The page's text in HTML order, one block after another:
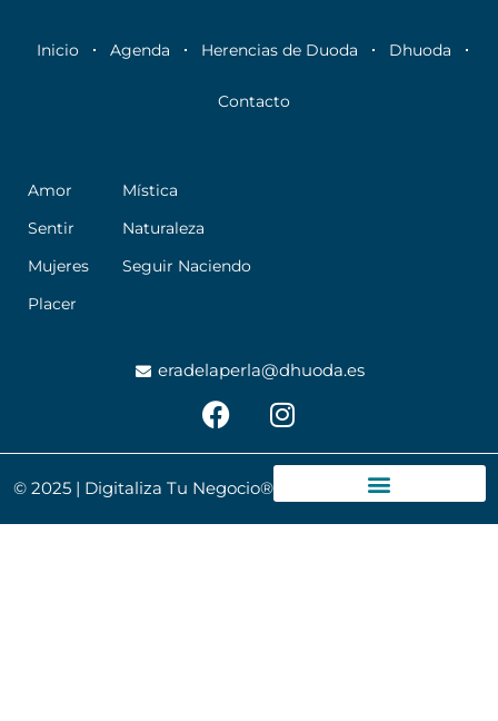
Inicio Agenda Herencias de Duoda Dhuoda
Contacto
Amor
Sentir
Mujeres
Placer
Mística
Naturaleza
Seguir Naciendo
eradelaperla@dhuoda.es
F
a
c
e
I
n
s
a
© 2025 | Digitaliza Tu Negocio®